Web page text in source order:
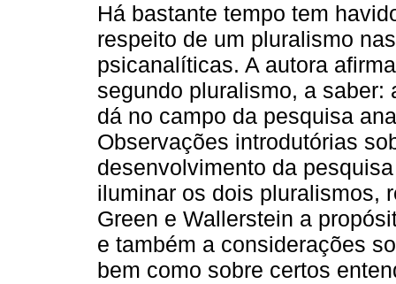
Há bastante tempo tem
respeito de um pluralismo
psicanalíticas. A autora
segundo pluralismo, a saber:
dá no campo da pesquisa
Observações introdutórias
desenvolvimento da
iluminar os dois pluralismos,
Green e Wallerstein a
e também a considerações
bem como sobre certos